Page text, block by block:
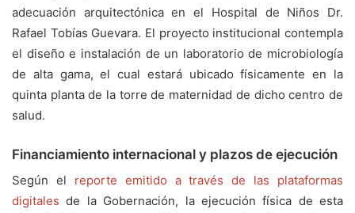
adecuación arquitectónica en el Hospital de Niños Dr.
Rafael Tobías Guevara. El proyecto institucional contempla
el diseño e instalación de un laboratorio de microbiología
de alta gama, el cual estará ubicado físicamente en la
quinta planta de la torre de maternidad de dicho centro de
salud.
Financiamiento internacional y plazos de ejecución
Según el reporte emitido a través de las plataformas
digitales de la Gobernación, la ejecución física de esta